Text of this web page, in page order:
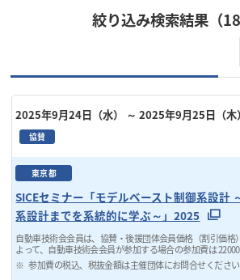
絞り込み検索結果（18
2025年9月24日（水） ～ 2025年9月25日（木）
協賛
東京都
SICEセミナー「モデルベースト制御系設計
系設計までを系統的に学ぶ～」2025
自動車技術会会員は、協賛・後援団体会員価格（割引価格
よって、自動車技術会会員が参加する場合の参加費は 22000
参加費の税込、税抜金額は主催団体にお問合せください